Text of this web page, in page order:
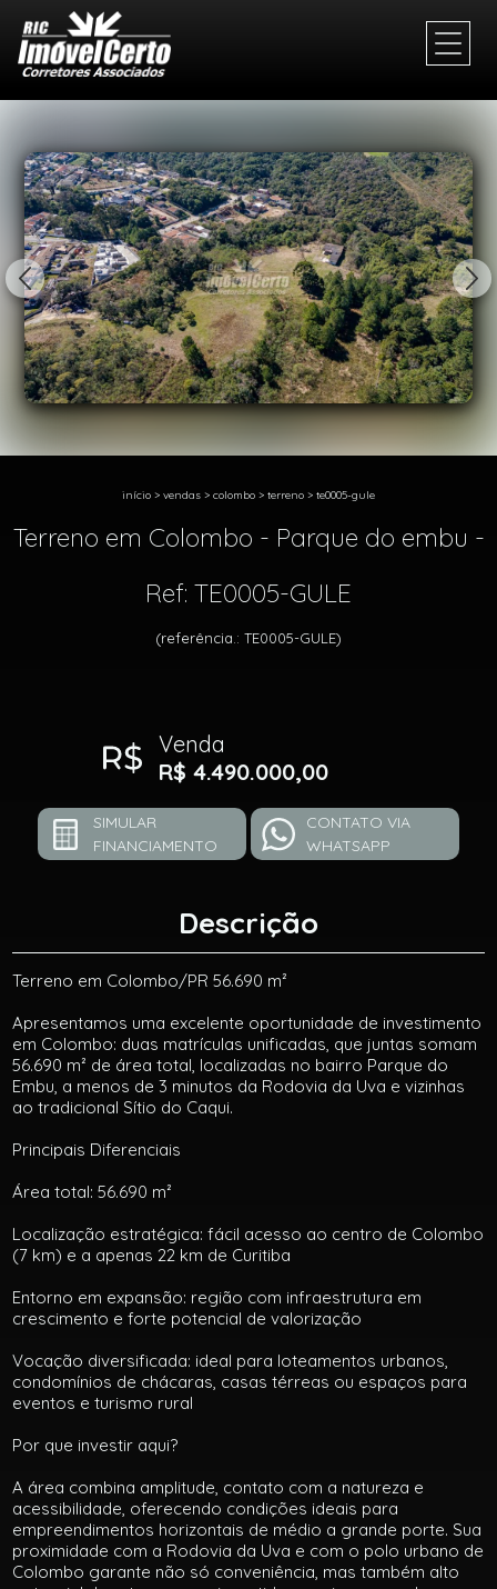
início > vendas > colombo > terreno > te0005-gule
Terreno em Colombo - Parque do embu -
Ref: TE0005-GULE
(referência.: TE0005-GULE)
Venda
R$ 4.490.000,00
SIMULAR
FINANCIAMENTO
CONTATO VIA
WHATSAPP
Descrição
Terreno em Colombo/PR 56.690 m²
Apresentamos uma excelente oportunidade de investimento
em Colombo: duas matrículas unificadas, que juntas somam
56.690 m² de área total, localizadas no bairro Parque do
Embu, a menos de 3 minutos da Rodovia da Uva e vizinhas
ao tradicional Sítio do Caqui.
Principais Diferenciais
Área total: 56.690 m²
Localização estratégica: fácil acesso ao centro de Colombo
(7 km) e a apenas 22 km de Curitiba
Entorno em expansão: região com infraestrutura em
crescimento e forte potencial de valorização
Vocação diversificada: ideal para loteamentos urbanos,
condomínios de chácaras, casas térreas ou espaços para
eventos e turismo rural
Por que investir aqui?
A área combina amplitude, contato com a natureza e
acessibilidade, oferecendo condições ideais para
empreendimentos horizontais de médio a grande porte. Sua
proximidade com a Rodovia da Uva e com o polo urbano de
Colombo garante não só conveniência, mas também alto